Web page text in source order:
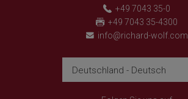
+49 7043 35-0
+49 7043 35-4300
info@richard-wolf.com
Deutschland - Deutsch